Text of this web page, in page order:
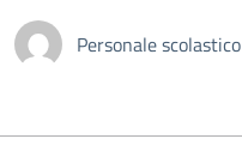
Personale scolastico